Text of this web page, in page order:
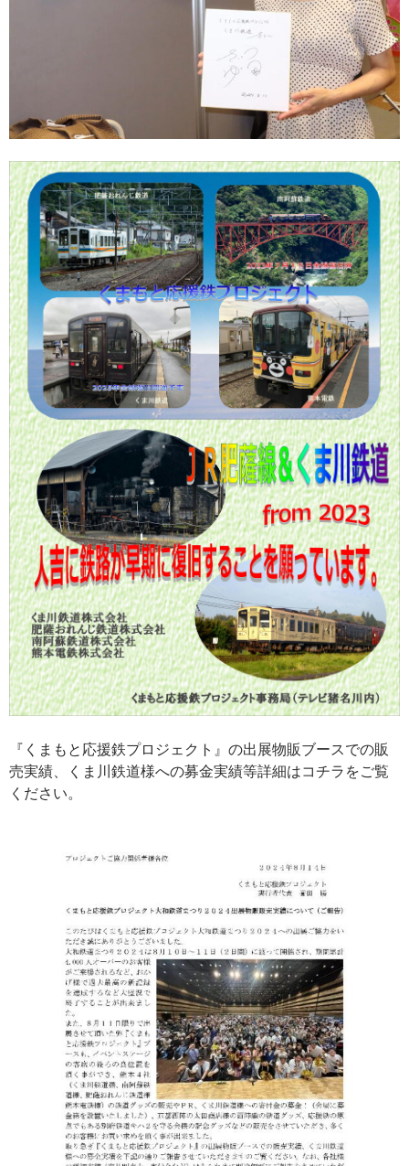
『くまもと応援鉄プロジェクト』の出展物販ブースでの販
売実績、くま川鉄道様への募金実績等詳細はコチラをご覧
ください。